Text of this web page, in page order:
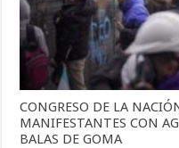
CONGRESO DE LA
MANIFESTANTES CON
BALAS DE GOMA